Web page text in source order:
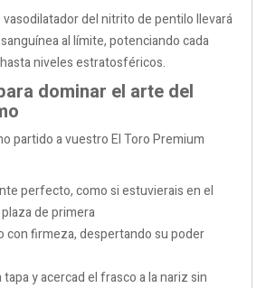
del nitrito de pentilo llevará
al límite, potenciando cada
niveles estratosféricos.
dominar el arte del
partido a vuestro El Toro Premium
perfecto, como si estuvierais en el
de primera
con firmeza, despertando su poder
y acercad el frasco a la nariz sin